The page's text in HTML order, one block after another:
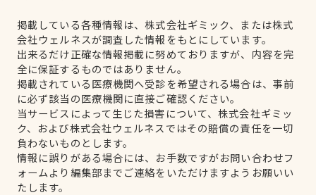
掲載している各種情報は、株式会社ギミック、または株式
会社ウェルネスが調査した情報をもとにしています。
出来るだけ正確な情報掲載に努めておりますが、内容を完
全に保証するものではありません。
掲載されている医療機関へ受診を希望される場合は、事前
に必ず該当の医療機関に直接ご確認ください。
当サービスによって生じた損害について、株式会社ギミッ
ク、および株式会社ウェルネスではその賠償の責任を一切
負わないものとします。
情報に誤りがある場合には、お手数ですがお問い合わせフ
ォームより編集部までご連絡をいただけますようお願いい
たします。